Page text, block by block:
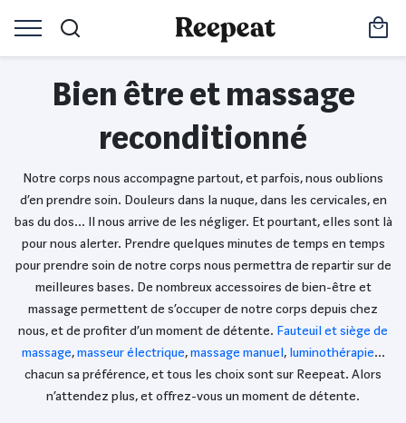
Bien être et massage
reconditionné
Notre corps nous accompagne partout, et parfois, nous oublions
d’en prendre soin. Douleurs dans la nuque, dans les cervicales, en
bas du dos… Il nous arrive de les négliger. Et pourtant, elles sont là
pour nous alerter. Prendre quelques minutes de temps en temps
pour prendre soin de notre corps nous permettra de repartir sur de
meilleures bases. De nombreux accessoires de bien-être et
massage permettent de s’occuper de notre corps depuis chez
nous, et de profiter d’un moment de détente. Fauteuil et siège de
massage,masseur électrique,massage manuel, luminothérapie…
chacun sa préférence, et tous les choix sont sur Reepeat. Alors
n’attendez plus, et offrez-vous un moment de détente.